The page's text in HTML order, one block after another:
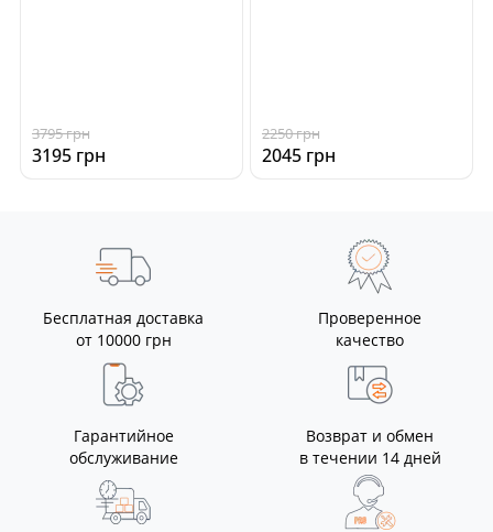
3795 грн
3195 грн
2250 грн
2045 грн
Бесплатная доставка
от 10000 грн
Проверенное
качество
Гарантийное
обслуживание
Возврат и обмен
в течении 14 дней